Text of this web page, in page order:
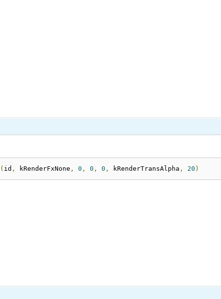
( id , kRenderFxNone , 0 , 0 , 0 , kRenderTransAlpha , 20 )